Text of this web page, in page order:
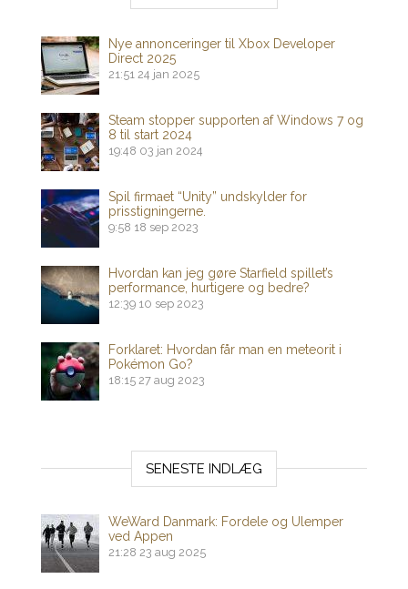
Nye annonceringer til Xbox Developer
Direct 2025
21:51 24 jan 2025
Steam stopper supporten af ​​Windows 7 og
8 til start 2024
19:48 03 jan 2024
Spil firmaet “Unity” undskylder for
prisstigningerne.
9:58 18 sep 2023
Hvordan kan jeg gøre Starfield spillet’s
performance, hurtigere og bedre?
12:39 10 sep 2023
Forklaret: Hvordan får man en meteorit i
Pokémon Go?
18:15 27 aug 2023
SENESTE INDLÆG
WeWard Danmark: Fordele og Ulemper
ved Appen
21:28 23 aug 2025